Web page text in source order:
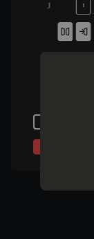
J 1